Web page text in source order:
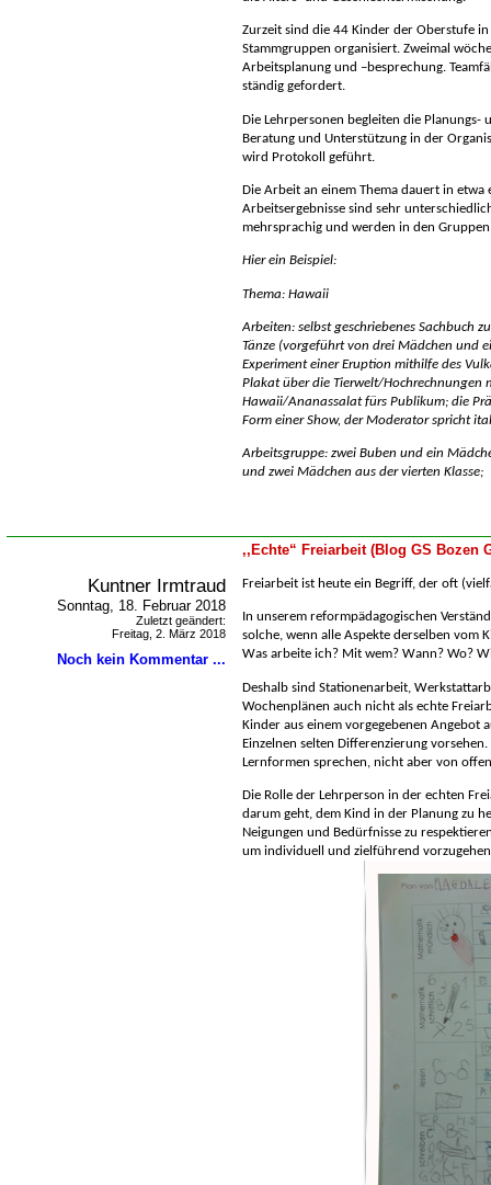
Zurzeit sind die 44 Kinder der Oberstufe
Stammgruppen organisiert. Zweimal
Arbeitsplanung und –besprechung.
ständig gefordert.
Die Lehrpersonen begleiten die Planungs-
Beratung und Unterstützung in der
wird Protokoll geführt.
Die Arbeit an einem Thema dauert in etwa
Arbeitsergebnisse sind sehr
mehrsprachig und werden in den
Hier ein Beispiel:
Thema: Hawaii
Arbeiten: selbst geschriebenes Sachbuch
Tänze (vorgeführt von drei Mädchen und
Experiment einer Eruption mithilfe des
Plakat über die Tierwelt/Hochrechnungen
Hawaii/Ananassalat fürs Publikum; die
Form einer Show, der Moderator spricht
Arbeitsgruppe: zwei Buben und ein
und zwei Mädchen aus der vierten Klasse;
,,Echte“ Freiarbeit (Blog GS Bozen
Kuntner Irmtraud
Sonntag, 18. Februar 2018
Zuletzt geändert:
Freitag, 2. März 2018
Noch kein Kommentar ...
Freiarbeit ist heute ein Begriff, der oft
In unserem reformpädagogischen
solche, wenn alle Aspekte derselben vom
Was arbeite ich? Mit wem? Wann? Wo?
Deshalb sind Stationenarbeit,
Wochenplänen auch nicht als echte
Kinder aus einem vorgegebenen Angebot
Einzelnen selten Differenzierung
Lernformen sprechen, nicht aber von
Die Rolle der Lehrperson in der echten
darum geht, dem Kind in der Planung zu
Neigungen und Bedürfnisse zu
um individuell und zielführend